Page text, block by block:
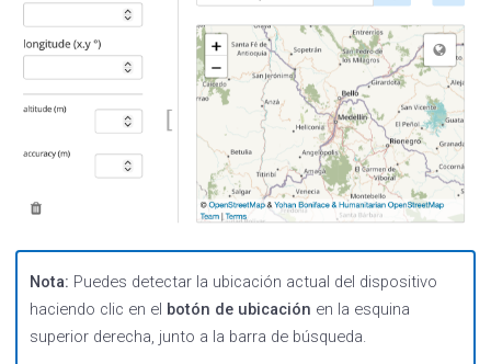
Nota: Puedes detectar la ubicación actual del dispositivo
haciendo clic en el botón de ubicación en la esquina
superior derecha, junto a la barra de búsqueda.